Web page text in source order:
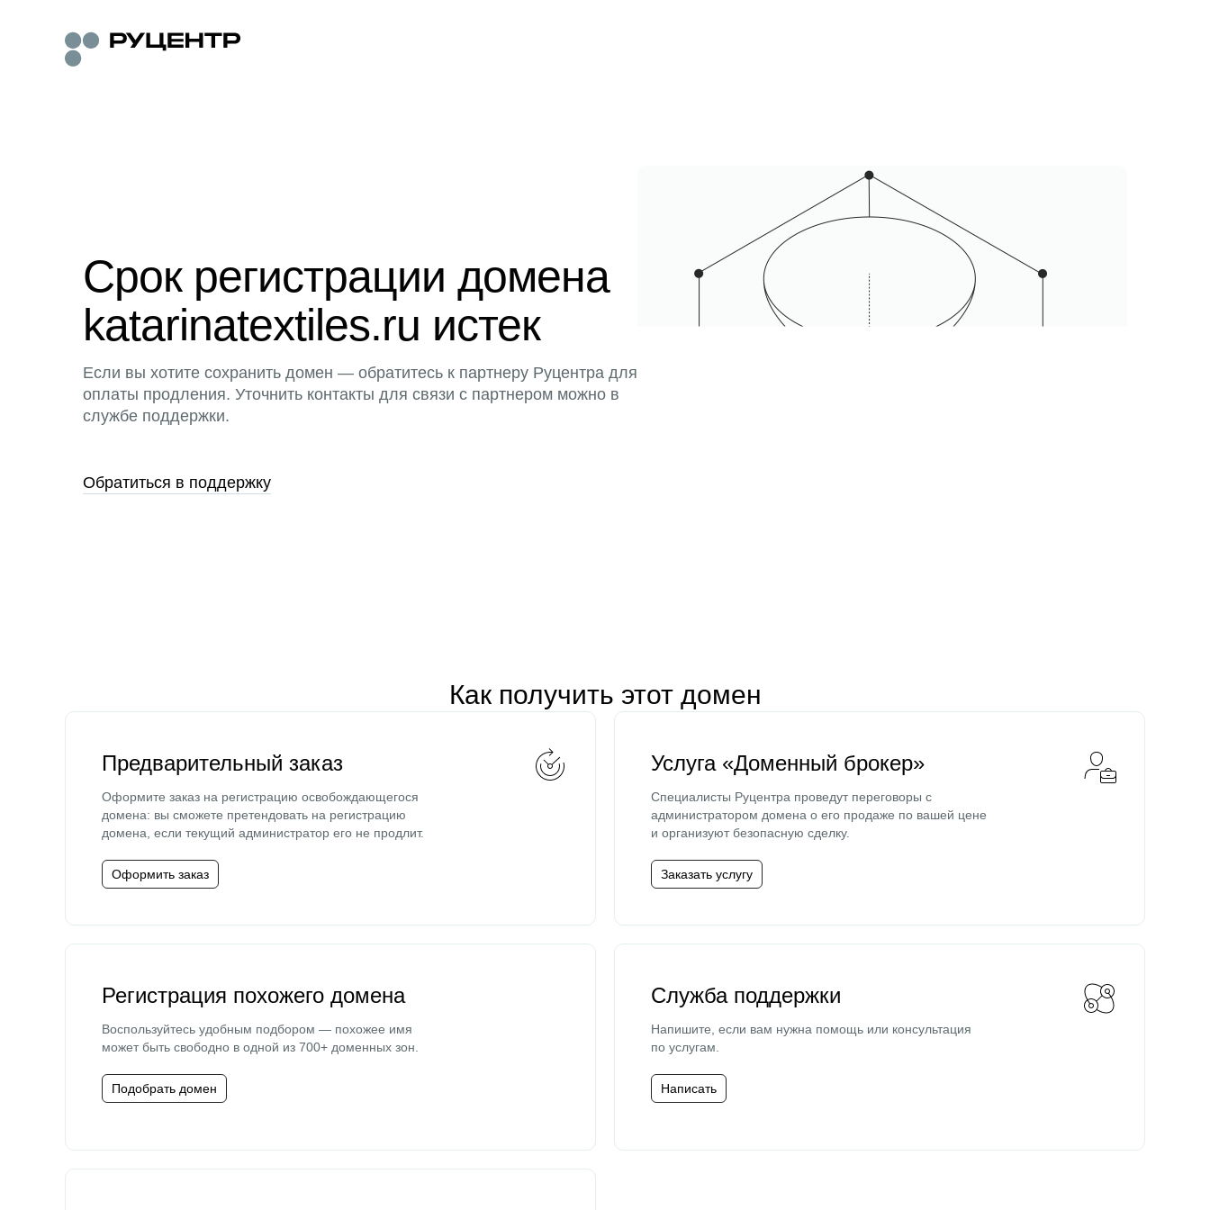
Срок регистрации домена
katarinatextiles.ru истек
Если вы хотите сохранить домен — обратитесь к партнеру Руцентра для
оплаты продления. Уточнить контакты для связи с партнером можно в
службе поддержки.
Обратиться в поддержку
Как получить этот домен
Предварительный заказ
Оформите заказ на регистрацию освобождающегося
домена: вы сможете претендовать на регистрацию
домена, если текущий администратор его не продлит.
Оформить заказ
Услуга «Доменный брокер»
Специалисты Руцентра проведут переговоры с
администратором домена о его продаже по вашей цене
и организуют безопасную сделку.
Заказать услугу
Регистрация похожего домена
Воспользуйтесь удобным подбором — похожее имя
может быть свободно в одной из 700+ доменных зон.
Подобрать домен
Служба поддержки
Напишите, если вам нужна помощь или консультация
по услугам.
Написать